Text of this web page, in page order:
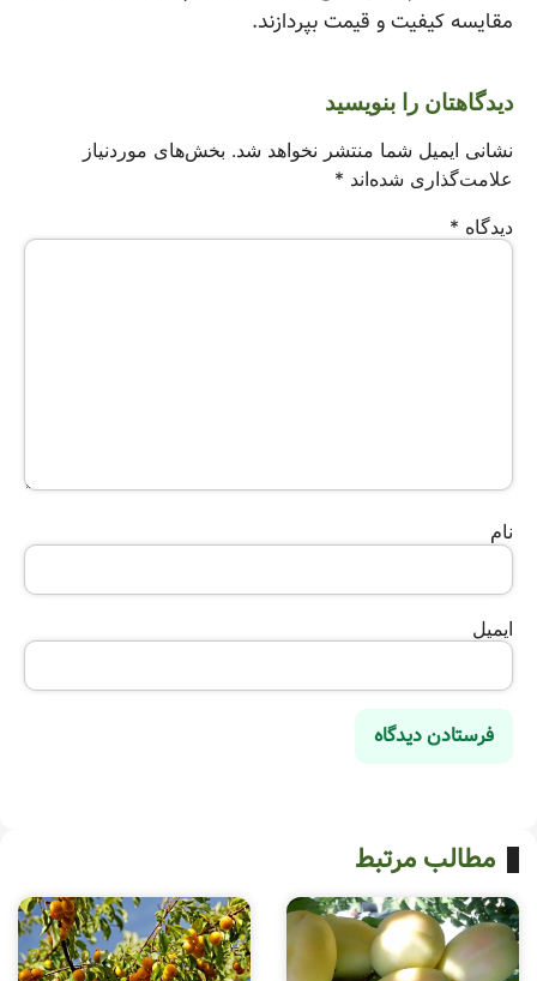
مقایسه کیفیت و قیمت بپردازند.
دیدگاهتان را بنویسید
نشانی ایمیل شما منتشر نخواهد شد. بخش‌های موردنیاز
علامت‌گذاری شده‌اند *
دیدگاه *
نام
ایمیل
مطالب مرتبط